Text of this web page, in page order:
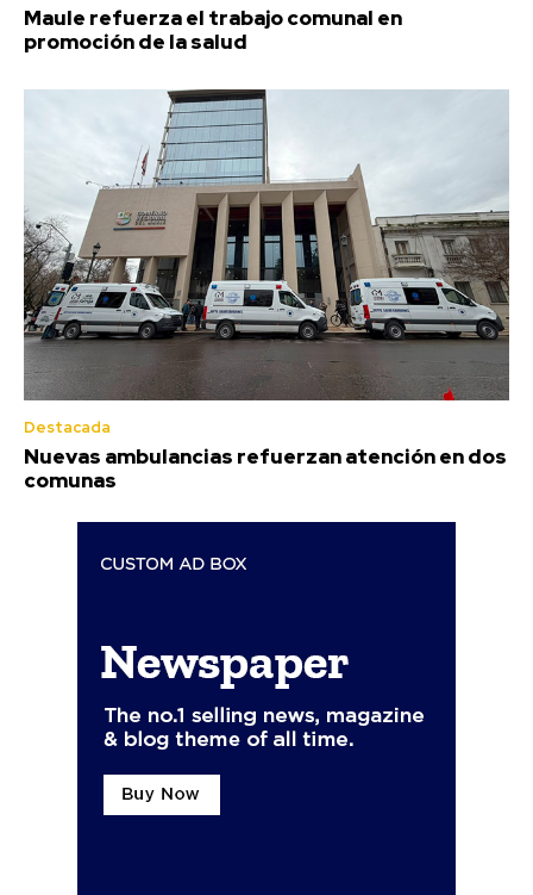
Maule refuerza el trabajo comunal en
promoción de la salud
Destacada
Nuevas ambulancias refuerzan atención en dos
comunas